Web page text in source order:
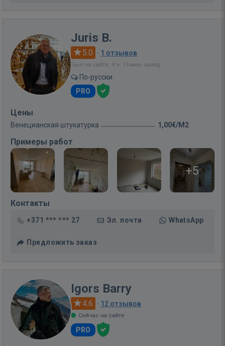
Juris B.
5.0 · 1 отзывов
Был на сайте: 4 ч. 13 мин. назад
По-русски
PRO
Цены
Венецианская штукатурка 1,00€/M2
Примеры работ
+5
Контакты
+371 *** *** 27 Эл. почта WhatsApp
Предложить заказ
Igors Barry
4.6 · 12 отзывов
Сейчас на сайте
PRO